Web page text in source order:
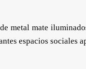
metal mate
espacios sociales